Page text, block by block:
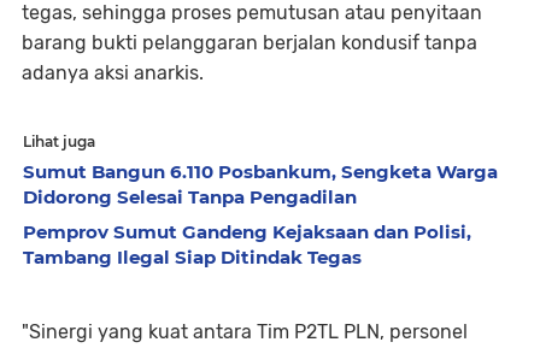
tegas, sehingga proses pemutusan atau penyitaan
barang bukti pelanggaran berjalan kondusif tanpa
adanya aksi anarkis.
Lihat juga
Sumut Bangun 6.110 Posbankum, Sengketa Warga
Didorong Selesai Tanpa Pengadilan
Pemprov Sumut Gandeng Kejaksaan dan Polisi,
Tambang Ilegal Siap Ditindak Tegas
"Sinergi yang kuat antara Tim P2TL PLN, personel